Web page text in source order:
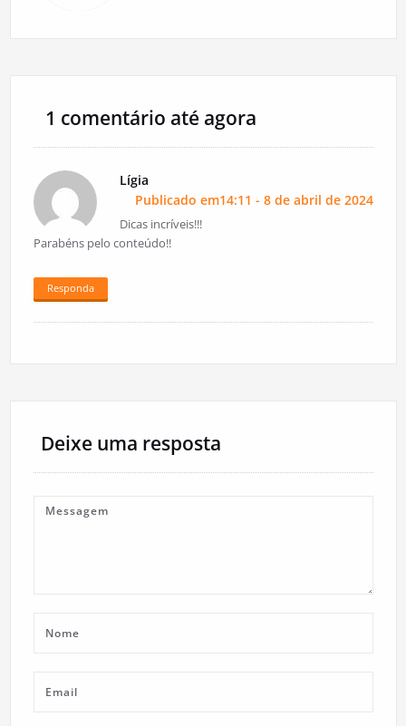
1 comentário até agora
Lígia
Publicado em14:11 - 8 de abril de 2024
Dicas incríveis!!!
Parabéns pelo conteúdo!!
Responda
Deixe uma resposta